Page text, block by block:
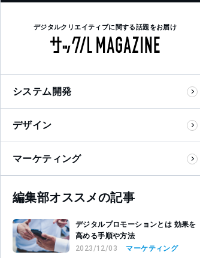
デジタルクリエイティブに関する話題をお届け
システム開発
デザイン
マーケティング
編集部オススメの記事
デジタルプロモーションとは 効果を
高める手順や方法
2023/12/03
マーケティング